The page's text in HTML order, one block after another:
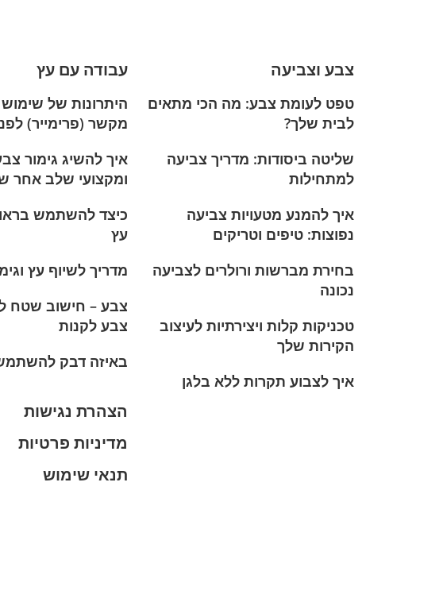
צבע וצביעה
טפט לעומת צבע: מה הכי מתאים
לבית שלך?
שליטה ביסודות: מדריך צביעה
למתחילות
איך להמנע מטעויות צביעה
נפוצות: טיפים וטריקים
בחירת מברשות ורולרים לצביעה
נכונה
טכניקות קלות ויצירתיות לעיצוב
הקירות שלך
איך לצבוע תקרות ללא בלגן
עבודה עם עץ
היתרונות של
מקשר (פרימייר)
איך להשיג גימור
ומקצועי שלב אחר
כיצד להשתמש
עץ
מדריך לשיוף עץ
צבע – חישוב שטח
צבע לקנות
באיזה דבק
הצהרת נגישות
מדיניות פרטיות
תנאי שימוש